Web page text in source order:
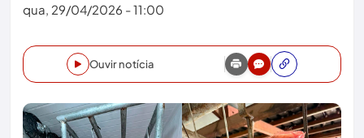
qua, 29/04/2026 - 11:00
Ouvir notícia